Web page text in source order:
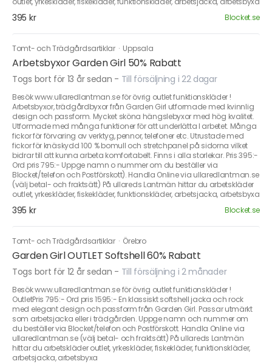
395 kr Blocket.se
Tomt- och Trädgårdsartiklar · Uppsala
Arbetsbyxor Garden Girl 50% Rabatt
Togs bort för 13 år sedan - Till försäljning i 22 dagar
Besök www.ullaredlantman.se för övrig outlet funktionskläder !
Arbetsbyxor, trädgårdbyxor från Garden Girl utformade med kvinnlig
design och passform. Mycket sköna hängslebyxor med hög kvalitet.
Utformade med många funktioner för att underlätta I arbetet. Många
fickor för förvaring av verktyg, pennor, telefoner etc. Utrustade med
fickor för knäskydd 100 % bomull och stretchpanel på sidorna vilket
bidrar till att kunna arbeta komfortabelt. Finns i alla storlekar. Pris 395:-
Ord pris 795:- Uppge namn o nummer om du beställer via
Blocket/telefon och Postförskott). Handla Online via ullaredlantman.se
(välj betal- och fraktsätt) På ullareds Lantmän hittar du arbetskläder
outlet, yrkeskläder, fiskekläder, funktionskläder, arbetsjacka, arbetsbyxa
395 kr Blocket.se
Tomt- och Trädgårdsartiklar · Örebro
Garden Girl OUTLET Softshell 60% Rabatt
Togs bort för 12 år sedan - Till försäljning i 2 månader
Besök www.ullaredlantman.se för övrig outlet funktionskläder !
OutletPris 795:- Ord pris 1595:- En klassiskt softshell jacka och rock
med elegant design och passform från Garden Girl. Passar utmärkt
som arbetsjacka eller i trädgården. Uppge namn och nummer om
du beställer via Blocket/telefon och Postförskott. Handla Online via
ullaredlantman.se (välj betal- och fraktsätt) På ullareds Lantmän
hittar du arbetskläder outlet, yrkeskläder, fiskekläder, funktionskläder,
arbetsjacka, arbetsbyxa